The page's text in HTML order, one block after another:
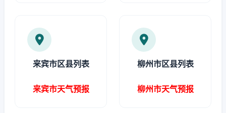
来宾市区县列表
来宾市天气预报
柳州市区县列表
柳州市天气预报